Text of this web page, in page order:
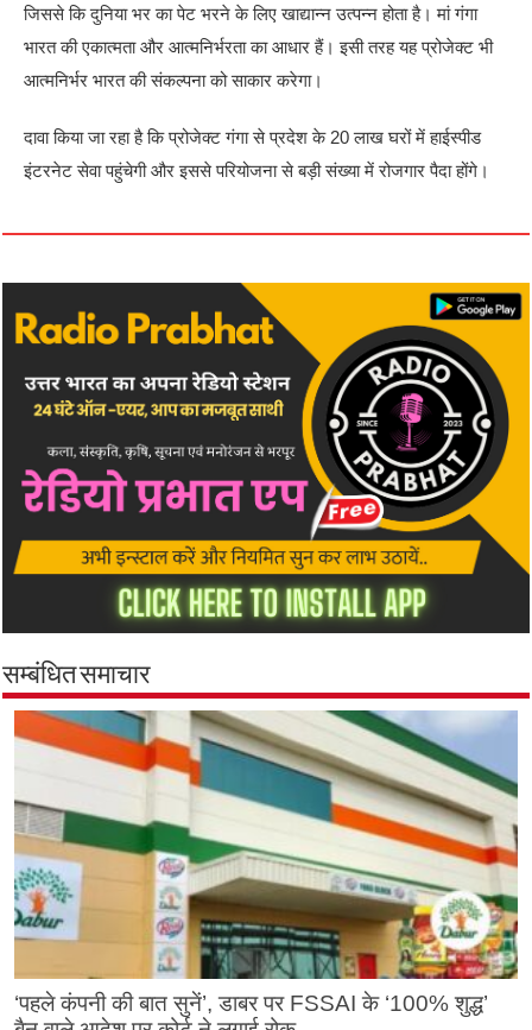
जिससे कि दुनिया भर का पेट भरने के लिए खाद्यान्न उत्पन्न होता है। मां गंगा
भारत की एकात्मता और आत्मनिर्भरता का आधार हैं। इसी तरह यह प्रोजेक्ट भी
आत्मनिर्भर भारत की संकल्पना को साकार करेगा।
दावा किया जा रहा है कि प्रोजेक्ट गंगा से प्रदेश के 20 लाख घरों में हाईस्पीड
इंटरनेट सेवा पहुंचेगी और इससे परियोजना से बड़ी संख्या में रोजगार पैदा होंगे।
सम्बंधित समाचार
‘पहले कंपनी की बात सुनें’, डाबर पर FSSAI के ‘100% शुद्ध’